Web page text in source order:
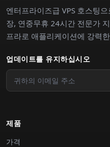
엔터프라이즈급 VPS 호스팅
장, 연중무휴 24시간 전문가
프라로 애플리케이션에 강력
업데이트를 유지하십시오
제품
가격